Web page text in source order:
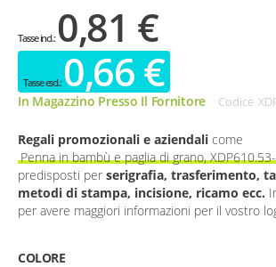
0,81 €
0,66 €
In Magazzino Presso Il Fornitore Codice
Regali promozionali e aziendali come
Penna in bambù e paglia di grano,
predisposti per serigrafia, trasferimento,
metodi di stampa, incisione, ricamo ecc.
per avere maggiori informazioni per il vostro
COLORE